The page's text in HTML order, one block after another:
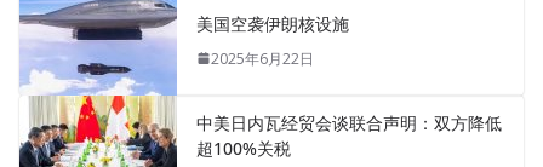
美国空袭伊朗核设施
2025年6月22日
中美日内瓦经贸会谈联合声明：双方降低
超100%关税